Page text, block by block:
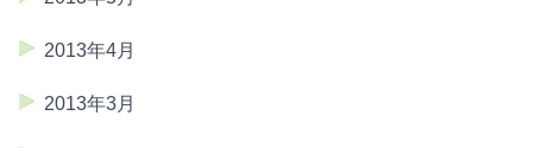
2013年4月
2013年3月